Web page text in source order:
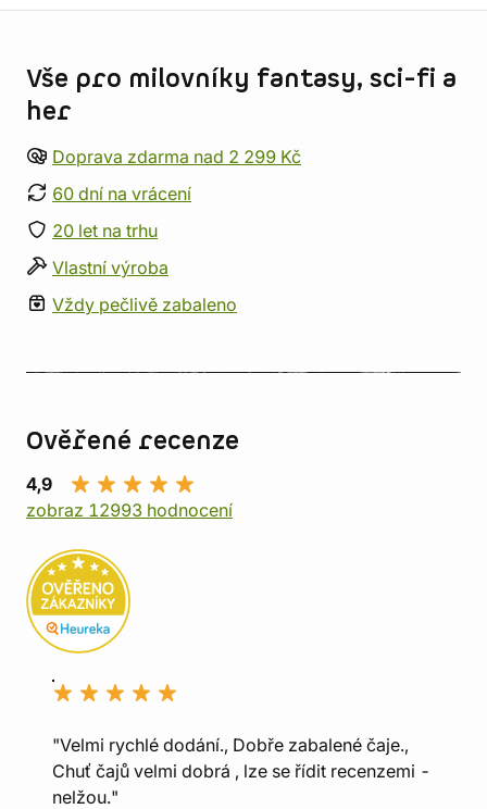
Vše pro milovníky fantasy, sci-fi a
her
Doprava zdarma nad 2 299 Kč
60 dní na vrácení
20 let na trhu
Vlastní výroba
Vždy pečlivě zabaleno
Ověřené recenze
4,9
zobraz 12993 hodnocení
"Velmi rychlé dodání., Dobře zabalené čaje.,
Chuť čajů velmi dobrá , lze se řídit recenzemi -
nelžou."